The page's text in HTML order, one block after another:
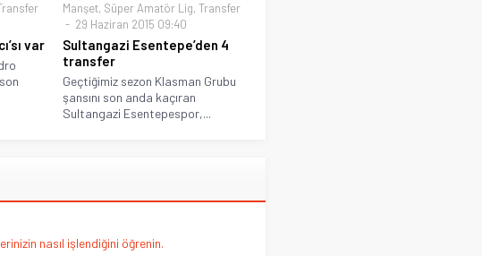
var
Manşet, Süper Amatör Lig,Transfer
29 Haziran 2015 09:40
Sultangazi Esentepe’den 4
transfer
Geçtiğimiz sezon Klasman Grubu
şansını son anda kaçıran
Sultangazi Esentepespor,...
nasıl işlendiğini öğrenin.